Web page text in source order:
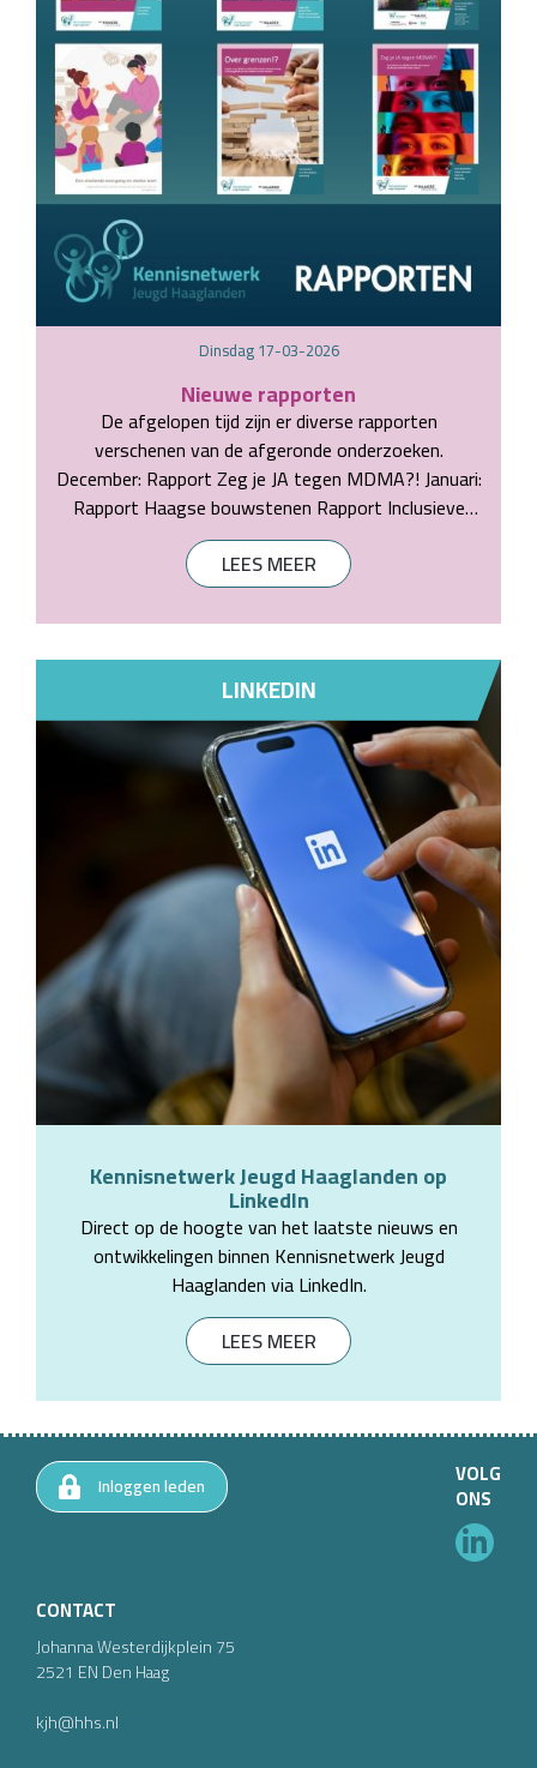
dinsdag 17-03-2026
Nieuwe rapporten
De afgelopen tijd zijn er diverse rapporten
verschenen van de afgeronde onderzoeken.
December: Rapport Zeg je JA tegen MDMA?! Januari:
Rapport Haagse bouwstenen Rapport Inclusieve
Kinderopvang Rapport Over Grenzen Maart: Rapport
Toekomstscena
LEES MEER
LINKEDIN
Kennisnetwerk Jeugd Haaglanden op
LinkedIn
Direct op de hoogte van het laatste nieuws en
ontwikkelingen binnen Kennisnetwerk Jeugd
Haaglanden via LinkedIn.
LEES MEER
CONTACT
Johanna Westerdijkplein75
2521 ENDen Haag
kjh@hhs.nl
Inloggen leden VOLG
ONS